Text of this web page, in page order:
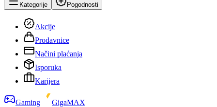
Kategorije Pogodnosti
Akcije
Prodavnice
Načini plaćanja
Isporuka
Karijera
Gaming
GigaMAX